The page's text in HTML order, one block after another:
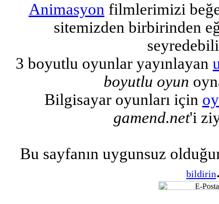
Animasyon filmlerimizi
sitemizden birbirinden
3 boyutlu oyunlar yayınlayan
boyutlu oyun
Bilgisayar oyunları için
gamend.net'i
Bu sayfanın uygunsuz
bildirin